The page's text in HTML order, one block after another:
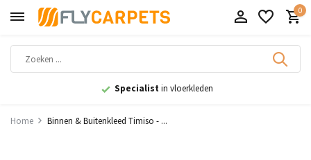
0
Specialistin vloerkleden
Home Binnen & Buitenkleed Timiso - ...